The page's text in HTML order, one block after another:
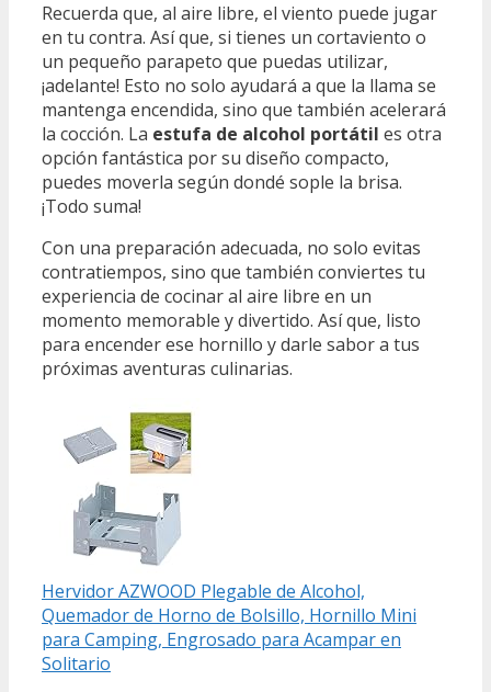
Recuerda que, al aire libre, el viento puede jugar
en tu contra. Así que, si tienes un cortaviento o
un pequeño parapeto que puedas utilizar,
¡adelante! Esto no solo ayudará a que la llama se
mantenga encendida, sino que también acelerará
la cocción. La estufa de alcohol portátil es otra
opción fantástica por su diseño compacto,
puedes moverla según dondé sople la brisa.
¡Todo suma!
Con una preparación adecuada, no solo evitas
contratiempos, sino que también conviertes tu
experiencia de cocinar al aire libre en un
momento memorable y divertido. Así que, listo
para encender ese hornillo y darle sabor a tus
próximas aventuras culinarias.
Hervidor AZWOOD Plegable de Alcohol,
Quemador de Horno de Bolsillo, Hornillo Mini
para Camping, Engrosado para Acampar en
Solitario